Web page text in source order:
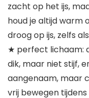
zacht op het ijs,
houd je altijd warm
droog op ijs, zelfs
★ perfect lichaam:
dik, maar niet stijf,
aangenaam, maar
vrij bewegen